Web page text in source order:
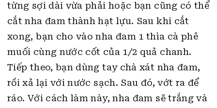
từng sợi dài vừa phải hoặc bạn cũng có thể
cắt nha đam thành hạt lựu. Sau khi cắt
xong, bạn cho vào nha đam 1 thìa cà phê
muối cùng nước cốt của 1/2 quả chanh.
Tiếp theo, bạn dùng tay chà xát nha đam,
rồi xả lại với nước sạch. Sau đó, vớt ra để
ráo. Với cách làm này, nha đam sẽ trắng và